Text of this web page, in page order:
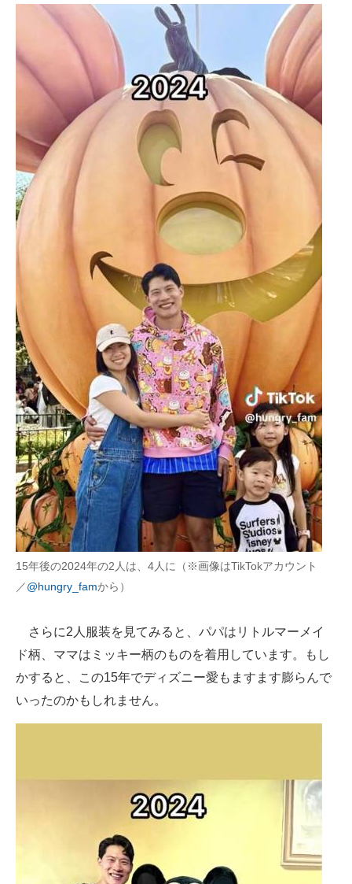
15年後の2024年の2人は、4人に（※画像はTikTokアカウント
／@hungry_famから）
さらに2人服装を見てみると、パパはリトルマーメイ
ド柄、ママはミッキー柄のものを着用しています。もし
かすると、この15年でディズニー愛もますます膨らんで
いったのかもしれません。